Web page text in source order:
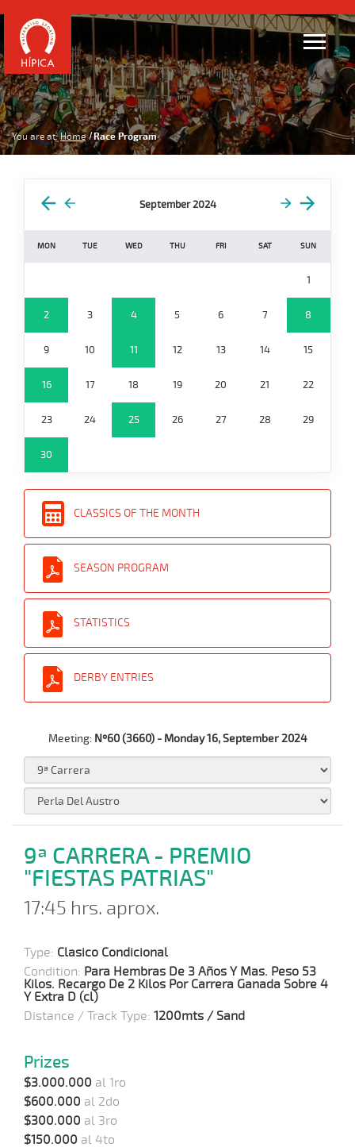
You are at: Home Race Program
September 2024
MON TUE WED THU FRI SAT SUN
1
2 3 4 5 6 7 8
9 10 11 12 13 14 15
16 17 18 19 20 21 22
23 24 25 26 27 28 29
30
CLASSICS OF THE MONTH
SEASON PROGRAM
STATISTICS
DERBY ENTRIES
Meeting: Nº60 (3660) - Monday 16, September 2024
9ª CARRERA - PREMIO
"FIESTAS PATRIAS"
17:45 hrs. aprox.
Type: Clasico Condicional
Condition: Para Hembras De 3 Años Y Mas. Peso 53
Kilos. Recargo De 2 Kilos Por Carrera Ganada Sobre 4
Y Extra D (cl)
Distance / Track Type: 1200mts / Sand
Prizes
$3.000.000 al 1ro
$600.000 al 2do
$300.000 al 3ro
$150.000 al 4to